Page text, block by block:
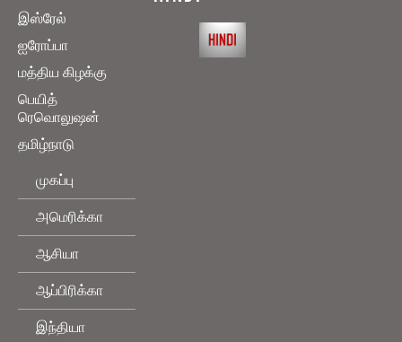
இஸ்ரேல்
ஐரோப்பா
மத்திய கிழக்கு
பெயித்
ரெவொலுஷன்
தமிழ்நாடு
முகப்பு
அமெரிக்கா
ஆசியா
ஆப்பிரிக்கா
இந்தியா